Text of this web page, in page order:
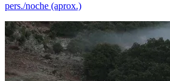
pers./noche (aprox.)